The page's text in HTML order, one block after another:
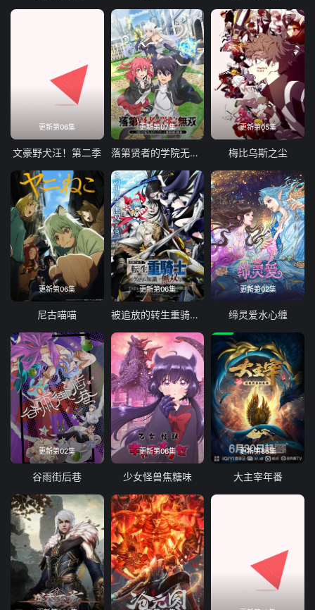
更新第06集
文豪野犬汪！第二季
更新第07集
落第贤者的学院无双第二回转生，S等级作弊魔术师冒险记
更新第05集
梅比乌斯之尘
更新第06集
尼古喵喵
更新第06集
被追放的转生重骑士用游戏知识开无双
更新第02集
缔灵爱水心缠
更新第02集
谷雨街后巷
更新第06集
少女怪兽焦糖味
更新第85集
大主宰年番